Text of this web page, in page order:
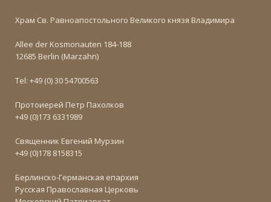
Храм Св. Равноапостольного Великого князя Владимира
Allee der Kosmonauten 184-188
12685 Berlin (Marzahn)
Tel: +49 (0) 30 54700563
Протоиерей Петр Пахолков
+49 (0)173 6331989
Священник Евгений Мурзин
+49 (0)178 8158315
Берлинско-Германская епархия
Русская Православная Церковь